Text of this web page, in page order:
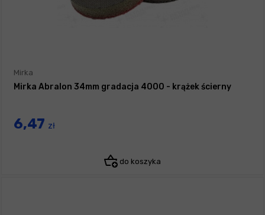
Mirka
Mirka Abralon 34mm gradacja 4000 - krążek ścierny
6,47 zł
do koszyka